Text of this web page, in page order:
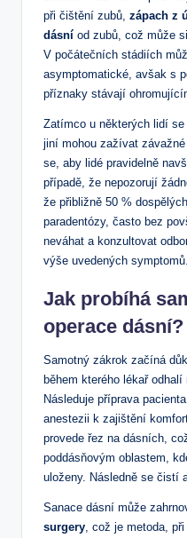
při čištění zubů, zápach z
dásní od zubů, což může
V počátečních stádiích
asymptomatické, avšak s
příznaky stávají
Zatímco u některých lidí
jiní mohou zažívat
se, aby lidé pravidelně
případě, že nepozorují
že přibližně 50 %
paradentózy, často bez
neváhat a konzultovat
výše uvedených symptomů.
Jak probíhá
operace dásní?
Samotný zákrok začíná
během kterého lékař
Následuje příprava
anestezii k zajištění
provede řez na dásních,
poddásňovým oblastem,
uloženy. Následně se čistí
Sanace dásní může
surgery , což je metoda,